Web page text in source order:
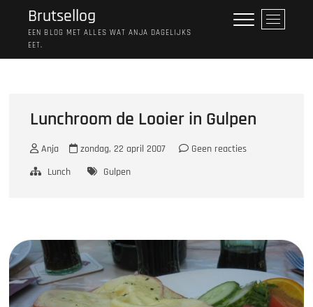
Brutsellog
EEN BLOG MET ALLES WAT ANJA DAGELIJKS
EET.
M
e
Lunchroom de Looier in Gulpen
Anja zondag, 22 april 2007
Geen reacties
Lunch
Gulpen